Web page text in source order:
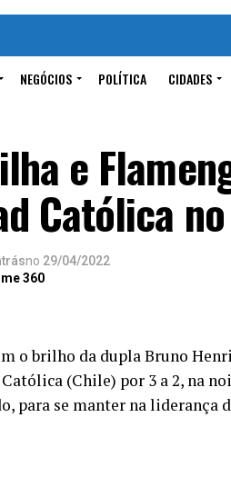
NEGÓCIOS POLÍTICA CIDADES
e
Católica
no 29/04/2022
360
o brilho da dupla Bruno
(Chile) por 3 a 2, na
para se manter na liderança